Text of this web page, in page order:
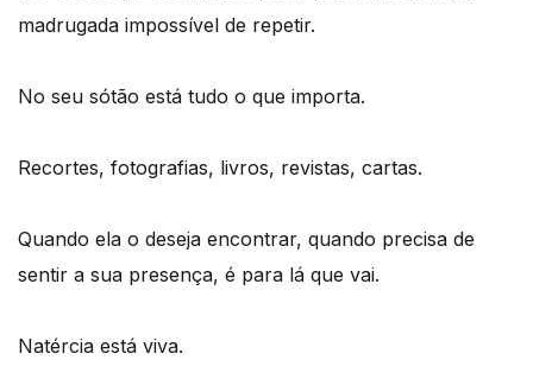
madrugada impossível de repetir.
No seu sótão está tudo o que importa.
Recortes, fotografias, livros, revistas, cartas.
Quando ela o deseja encontrar, quando precisa de
sentir a sua presença, é para lá que vai.
Natércia está viva.